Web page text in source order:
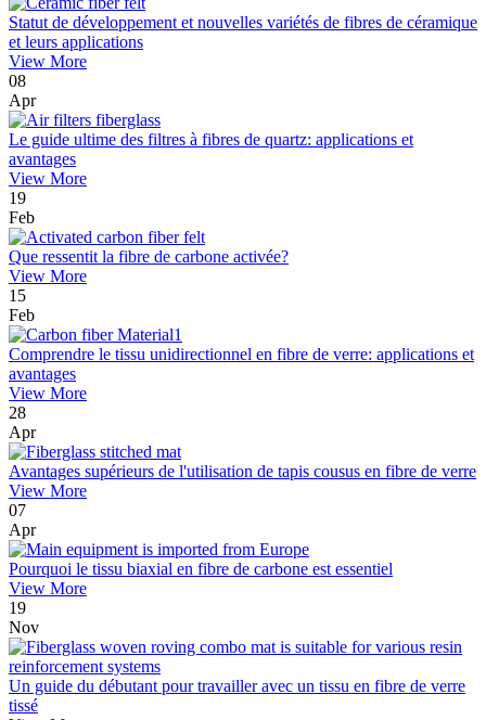
Statut de développement et nouvelles variétés de fibres de céramique
et leurs applications
View More
08
Apr
Le guide ultime des filtres à fibres de quartz: applications et
avantages
View More
19
Feb
Que ressentit la fibre de carbone activée?
View More
15
Feb
Comprendre le tissu unidirectionnel en fibre de verre: applications et
avantages
View More
28
Apr
Avantages supérieurs de l'utilisation de tapis cousus en fibre de verre
View More
07
Apr
Pourquoi le tissu biaxial en fibre de carbone est essentiel
View More
19
Nov
Un guide du débutant pour travailler avec un tissu en fibre de verre
tissé